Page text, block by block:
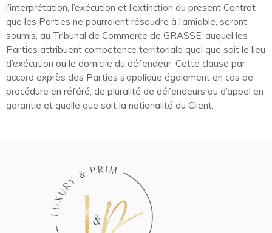
l’interprétation, l’exécution et l’extinction du présent Contrat
que les Parties ne pourraient résoudre à l’amiable, seront
soumis, au Tribunal de Commerce de GRASSE, auquel les
Parties attribuent compétence territoriale quel que soit le lieu
d’exécution ou le domicile du défendeur. Cette clause par
accord exprès des Parties s’applique également en cas de
procédure en référé, de pluralité de défendeurs ou d’appel en
garantie et quelle que soit la nationalité du Client.